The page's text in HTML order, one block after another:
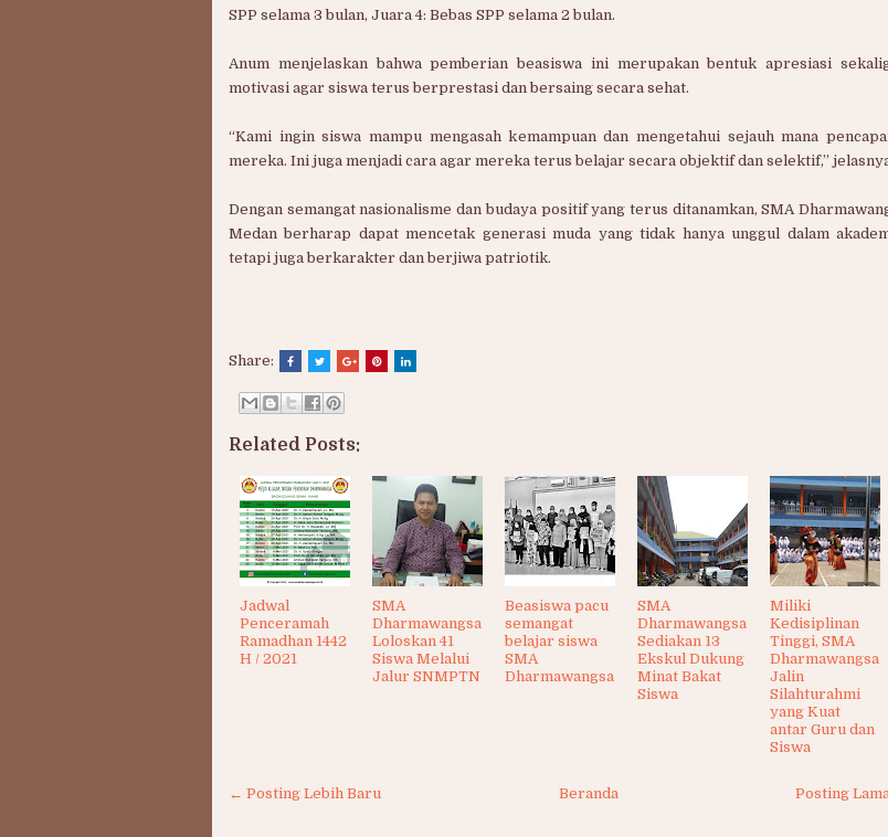
SPP selama 3 bulan, Juara 4: Bebas SPP selama 2 bulan.
Anum menjelaskan bahwa pemberian beasiswa ini merupakan bentuk apresiasi
motivasi agar siswa terus berprestasi dan bersaing secara sehat.
“Kami ingin siswa mampu mengasah kemampuan dan mengetahui sejauh mana
mereka. Ini juga menjadi cara agar mereka terus belajar secara objektif dan selektif,”
Dengan semangat nasionalisme dan budaya positif yang terus ditanamkan, SMA
Medan berharap dapat mencetak generasi muda yang tidak hanya unggul dalam
tetapi juga berkarakter dan berjiwa patriotik.
Share:
Related Posts:
Jadwal
Penceramah
Ramadhan 1442
H / 2021
SMA
Dharmawangsa
Loloskan 41
Siswa Melalui
Jalur SNMPTN
Beasiswa pacu
semangat
belajar siswa
SMA
Dharmawangsa
SMA
Dharmawangsa
Sediakan 13
Ekskul Dukung
Minat Bakat
Siswa
Miliki
Kedisiplinan
Tinggi, SMA
Dharmawangsa
Jalin
Silahturahmi
yang Kuat
antar Guru dan
Siswa
← Posting Lebih Baru Posting
Beranda